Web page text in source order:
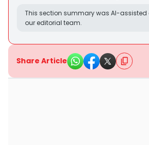
This section summary was AI-assisted
our editorial team.
Share Article